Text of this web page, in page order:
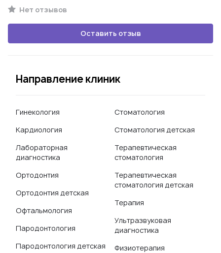
Нет отзывов
Оставить отзыв
Направление клиник
Гинекология
Кардиология
Лабораторная
диагностика
Ортодонтия
Ортодонтия детская
Офтальмология
Пародонтология
Пародонтология детская
Стоматология
Стоматология детская
Терапевтическая
стоматология
Терапевтическая
стоматология детская
Терапия
Ультразвуковая
диагностика
Физиотерапия